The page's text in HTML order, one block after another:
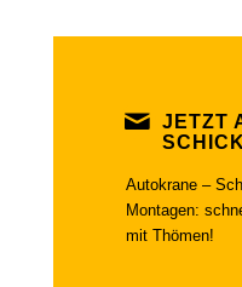
JETZT
Autokrane –
Montagen:
mit Thömen!